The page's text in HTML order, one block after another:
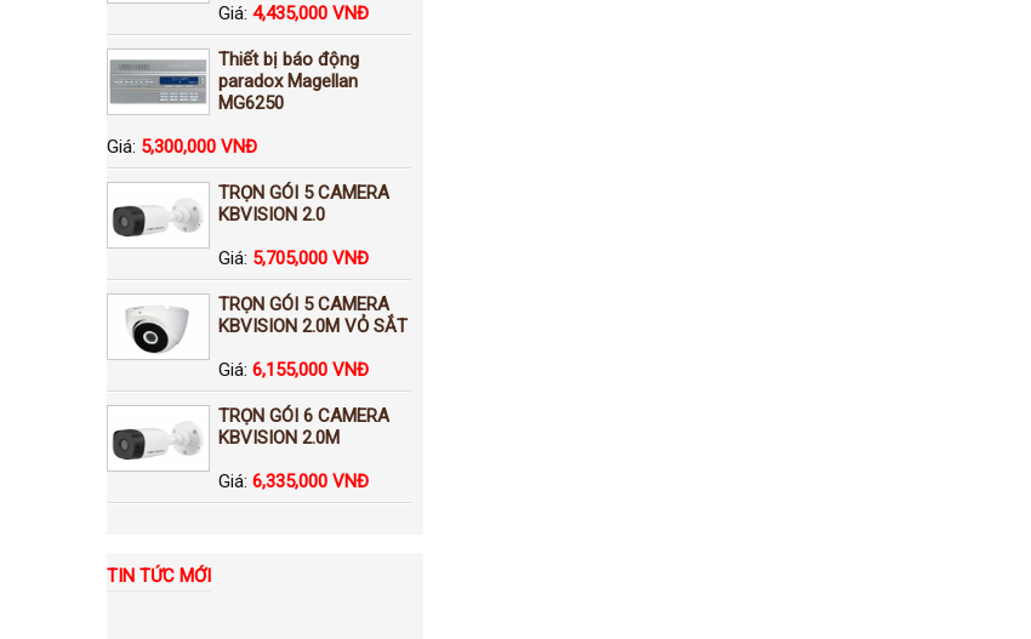
Giá: 4,435,000 VNĐ
Thiết bị báo động
paradox Magellan
MG6250
Giá: 5,300,000 VNĐ
TRỌN GÓI 5 CAMERA
KBVISION 2.0
Giá: 5,705,000 VNĐ
TRỌN GÓI 5 CAMERA
KBVISION 2.0M VỎ SẮT
Giá: 6,155,000 VNĐ
TRỌN GÓI 6 CAMERA
KBVISION 2.0M
Giá: 6,335,000 VNĐ
TIN TỨC MỚI